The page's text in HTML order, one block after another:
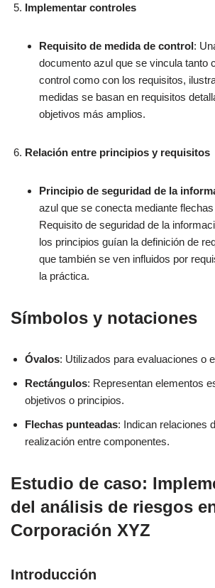
Implementar controles
Requisito de medida de control:
documento azul que se vincula tanto
control como con los requisitos,
medidas se basan en requisitos
objetivos más amplios.
Relación entre principios y requisitos
Principio de seguridad de la
azul que se conecta mediante
Requisito de seguridad de la
los principios guían la definición de
que también se ven influidos por
la práctica.
Símbolos y notaciones
Óvalos: Utilizados para evaluaciones o
Rectángulos: Representan elementos
objetivos o principios.
Flechas punteadas: Indican relaciones
realización entre componentes.
Estudio de caso:
del análisis de riesgos
Corporación XYZ
Introducción